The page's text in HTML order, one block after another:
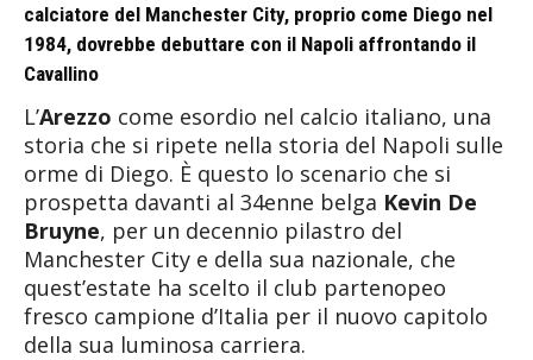
calciatore del Manchester City, proprio come Diego nel
1984, dovrebbe debuttare con il Napoli affrontando il
Cavallino
L’Arezzo come esordio nel calcio italiano, una
storia che si ripete nella storia del Napoli sulle
orme di Diego. È questo lo scenario che si
prospetta davanti al 34enne belga Kevin De
Bruyne, per un decennio pilastro del
Manchester City e della sua nazionale, che
quest’estate ha scelto il club partenopeo
fresco campione d’Italia per il nuovo capitolo
della sua luminosa carriera.